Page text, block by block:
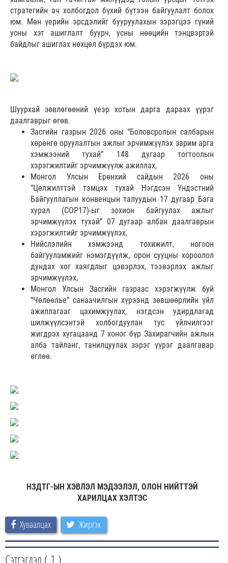
стратегийн ач холбогдол бүхий бүтээн байгуулалт болох
юм. Мөн үерийн эрсдэлийг бууруулахын зэрэгцээ гүний
усны хэт ашиглалт буурч, усны нөөцийн тэнцвэртэй
байдлыг ашиглах нөхцөл бүрдэх юм.
Шуурхай зөвлөгөөний үеэр хотын дарга дараах үүрэг
даалгаврыг өгөв.
Засгийн газрын 2026 оны “Боловсролын салбарын
хөрөнгө оруулалтын ажлыг эрчимжүүлэх зарим арга
хэмжээний тухай” 148 дугаар тогтоолын
хэрэгжилтийг эрчимжүүлж ажиллах,
Монгол Улсын Ерөнхий сайдын 2026 оны
“Цөлжилттэй тэмцэх тухай Нэгдсэн Үндэстний
Байгууллагын конвенцын талуудын 17 дугаар Бага
хурал (СОР17)-ыг зохион байгуулах ажлыг
эрчимжүүлэх тухай” 07 дугаар албан даалгаврын
хэрэгжилтийг эрчимжүүлэх,
Нийслэлийн хэмжээнд тохижилт, ногоон
байгууламжийг нэмэгдүүлж, орон сууцны хороолол
дундах хог хаягдлыг цэвэрлэх, тээвэрлэх ажлыг
эрчимжүүлэх,
Монгол Улсын Засгийн газраас хэрэгжүүлж буй
“Чөлөөлье” санаачилгын хүрээнд зөвшөөрлийн үйл
ажиллагааг цахимжуулах, нэгдсэн удирдлагад
шилжүүлсэнтэй холбогдуулан тус үйлчилгээг
жигдрэх хугацаанд 7 хоног бүр Захирагчийн ажлын
алба тайланг, танилцуулах зэрэг үүрэг даалгавар
өглөө.
НЗДТГ-ЫН ХЭВЛЭЛ МЭДЭЭЛЭЛ, ОЛОН НИЙТТЭЙ
ХАРИЛЦАХ ХЭЛТЭС
Хуваалцах Жиргэх
Сэтгэгдэл ( 1 )